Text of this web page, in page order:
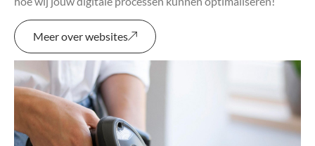
Meer over websites